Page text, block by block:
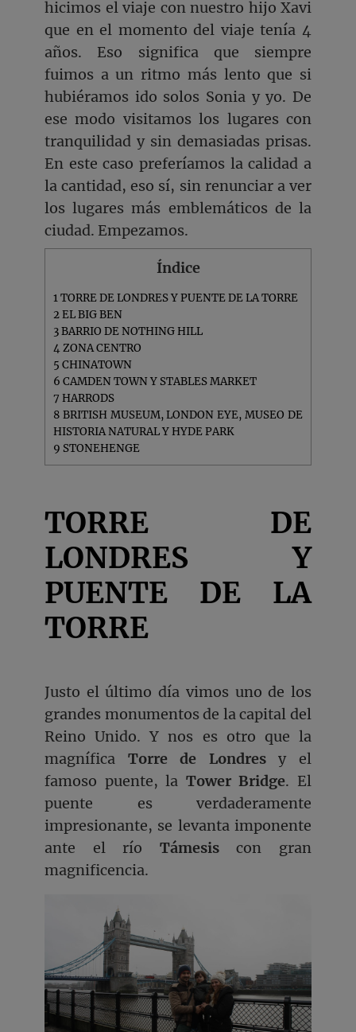
hicimos el viaje con nuestro hijo Xavi
que en el momento del viaje tenía 4
años. Eso significa que siempre
fuimos a un ritmo más lento que si
hubiéramos ido solos Sonia y yo. De
ese modo visitamos los lugares con
tranquilidad y sin demasiadas prisas.
En este caso preferíamos la calidad a
la cantidad, eso sí, sin renunciar a ver
los lugares más emblemáticos de la
ciudad. Empezamos.
Índice
1TORRE DE LONDRES Y PUENTE DE LA TORRE
2EL BIG BEN
3BARRIO DE NOTHING HILL
4ZONA CENTRO
5 CHINATOWN
6 CAMDEN TOWN Y STABLES MARKET
7 HARRODS
8 BRITISH MUSEUM, LONDON EYE, MUSEO DE
HISTORIA NATURAL Y HYDE PARK
9 STONEHENGE
TORRE DE
LONDRES Y
PUENTE DE LA
TORRE
Justo el último día vimos uno de los
grandes monumentos de la capital del
Reino Unido. Y nos es otro que la
magnífica Torre de Londresy el
famoso puente, la Tower Bridge. El
puente es verdaderamente
impresionante, se levanta imponente
ante el río Támesiscon gran
magnificencia.